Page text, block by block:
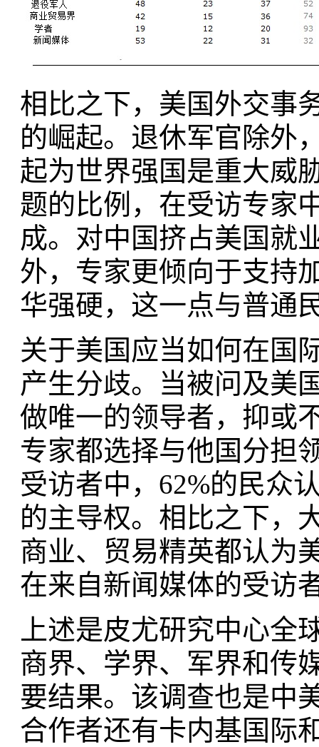
相比之下，美国外交事
的崛起。退休军官除外
起为世界强国是重大威
题的比例，在受访专家
成。对中国挤占美国就
外，专家更倾向于支持
华强硬，这一点与普通
关于美国应当如何在国
产生分歧。当被问及美
做唯一的领导者，抑或
专家都选择与他国分担
受访者中，62%的民众
的主导权。相比之下，
商业、贸易精英都认为
在来自新闻媒体的受访
上述是皮尤研究中心全
商界、学界、军界和传
要结果。该调查也是中
合作者还有卡内基国际